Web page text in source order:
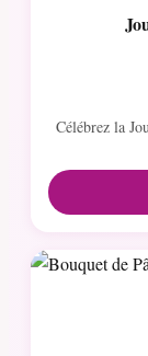
Célébrez la